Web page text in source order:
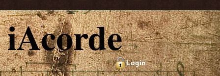
iAcorde
Login